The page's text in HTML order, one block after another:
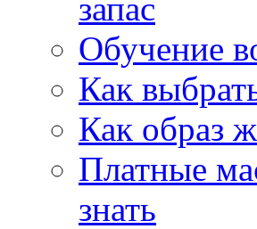
запас
Обучение
Как
Как образ
Платные
знать